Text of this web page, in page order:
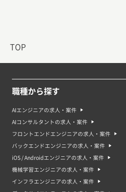
TOP後さらに需要が拡大すると見込まれます。
・AI 導入戦略策定: 経営課題を AI で解ける
ドする力
形成する力
・ベンダー選定・マネジメント: 主要 AI サ
・業務改善・DX 推進の実務経験: 業務プロ
・コミュニケーション・ドキュメンテーシ
AIコンサルタント案件は未経験でも応募
職種から探す
AIエンジニアの求人・案件
AIコンサルタントの求人・案件
フロントエンドエンジニアの求人・案件
バックエンドエンジニアの求人・案件
iOS / Androidエンジニアの求人・案件
機械学習エンジニアの求人・案件
インフラエンジニアの求人・案件